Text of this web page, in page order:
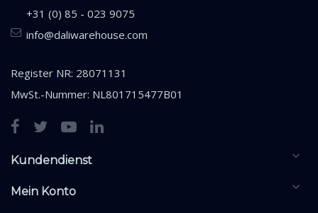
+31 (0) 85 - 023 9075
info@daliwarehouse.com
Register NR: 28071131
MwSt.-Nummer: NL801715477B01
Kundendienst
Mein Konto